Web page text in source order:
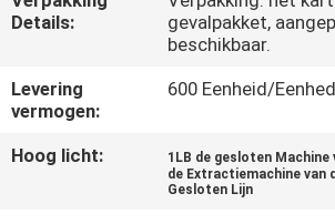
CONTACTEER
Details:
gevalpakket,
beschikbaar.
Levering
vermogen:
600 Eenheid/
Hoog licht: 1LB de gesloten
de Extractiemachine van
Gesloten Lijn